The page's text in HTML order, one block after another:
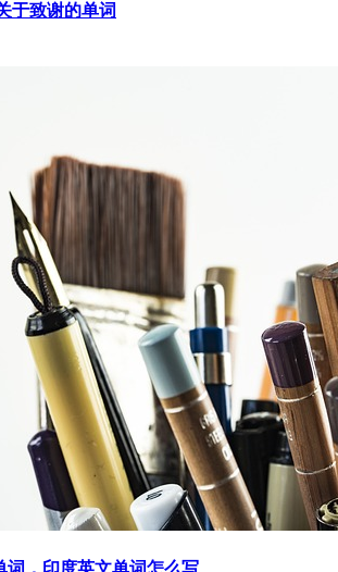
于致谢的单词
词，印度英文单词怎么写